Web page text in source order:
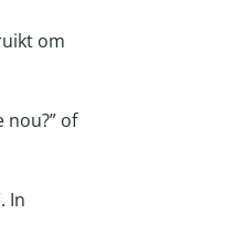
om
nou?” of
In